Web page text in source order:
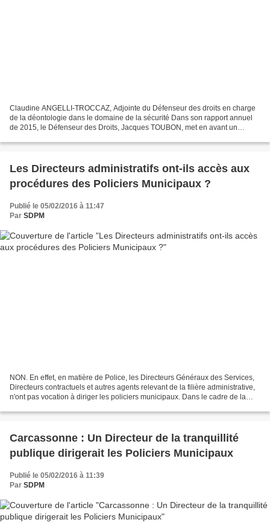
Claudine ANGELLI-TROCCAZ, Adjointe du Défenseur des droits en charge
de la déontologie dans le domaine de la sécurité Dans son rapport annuel
de 2015, le Défenseur des Droits, Jacques TOUBON, met en avant un
Les Directeurs administratifs ont-ils accès aux
procédures des Policiers Municipaux ?
Publié le 05/02/2016 à 11:47
Par SDPM
NON. En effet, en matière de Police, les Directeurs Généraux des Services,
Directeurs contractuels et autres agents relevant de la filière administrative,
n'ont pas vocation à diriger les policiers municipaux. Dans le cadre de la
Carcassonne : Un Directeur de la tranquillité
publique dirigerait les Policiers Municipaux
Publié le 05/02/2016 à 11:39
Par SDPM